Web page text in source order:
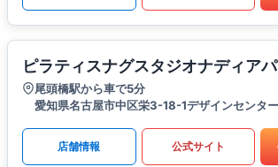
ピラティスナグスタジオナディア
尾頭橋駅から車で5分
愛知県名古屋市中区栄3-18-1デザインセンタ
店舗情報 公式サイト